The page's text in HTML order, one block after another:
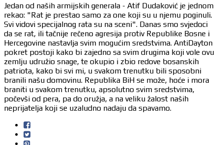
Jedan od naših armijskih generala - Atif Dudaković je jednom
rekao: "Rat je prestao samo za one koji su u njemu poginuli.
Svi vidovi specijalnog rata su na sceni". Danas smo svjedoci
da se rat, ili tačnije rečeno agresija protiv Republike Bosne i
Hercegovine nastavlja svim mogućim sredstvima. AntiDayton
pokret postoji kako bi zajedno sa svim drugima koji vole ovu
zemlju udružio snage, te okupio i zbio redove bosanskih
patriota, kako bi svi mi, u svakom trenutku bili sposobni
branili našu domovinu. Republika BiH se može, hoće i mora
braniti u svakom trenutku, apsolutno svim sredstvima,
počevši od pera, pa do oružja, a na veliku žalost naših
neprijatelja koji se uzaludno nadaju da spavamo.